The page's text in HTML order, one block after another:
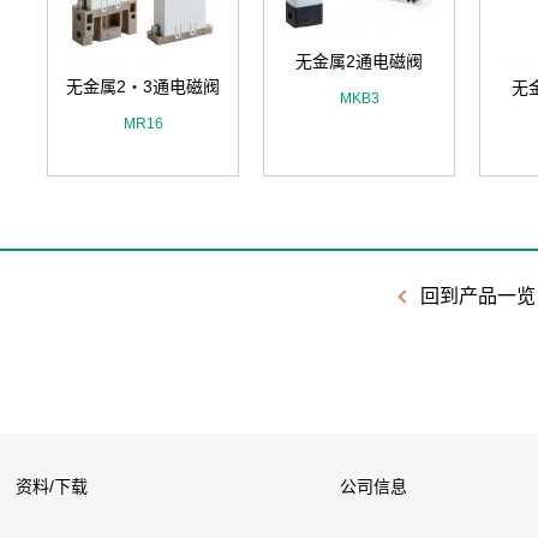
无金属2・3通电磁阀
MR16
无金属2通电磁阀
MKB3
无
回到产品一览
资料/下载 公司信息